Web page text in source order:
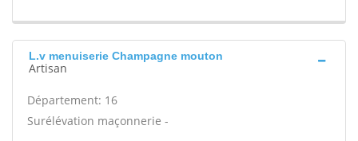
L.v menuiserie Champagne mouton
Artisan
Département: 16
Surélévation maçonnerie -